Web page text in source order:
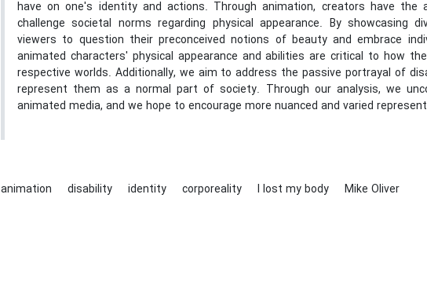
have on one's identity and actions. Through animation, creators have
challenge societal norms regarding physical appearance. By showcasing
viewers to question their preconceived notions of beauty and embrace
animated characters' physical appearance and abilities are critical to how
respective worlds. Additionally, we aim to address the passive portrayal of
represent them as a normal part of society. Through our analysis, we
animated media, and we hope to encourage more nuanced and varied
animation disability identity corporeality I lost my body Mike Oliver